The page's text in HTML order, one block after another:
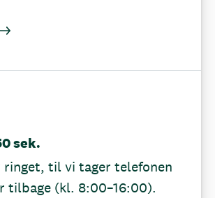
sek.
ringet, til vi tager telefonen
tilbage (kl. 8:00–16:00).